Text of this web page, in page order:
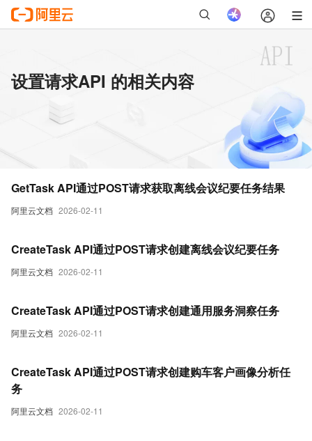
设置请求API 的相关内容
阿里云文档 2026-02-11
GetTask API通过POST请求获取离线会议纪要任务结果
阿里云文档 2026-02-11
CreateTask API通过POST请求创建离线会议纪要任务
阿里云文档 2026-02-11
CreateTask API通过POST请求创建通用服务洞察任务
阿里云文档 2026-02-11
CreateTask API通过POST请求创建购车客户画像分析任
务